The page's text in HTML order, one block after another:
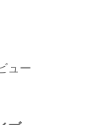
ュー